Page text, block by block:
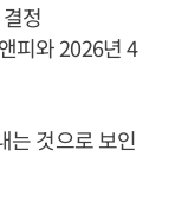
정
피와 2026년 4
는 것으로 보인